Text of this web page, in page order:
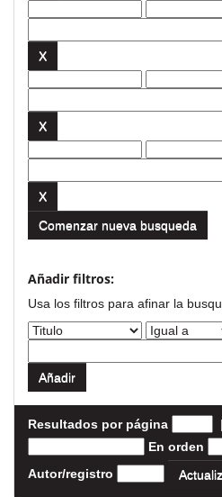
Comenzar nueva busqueda
Añadir filtros:
Usa los filtros para afinar la
Resultados por página
En orden
Autor/registro